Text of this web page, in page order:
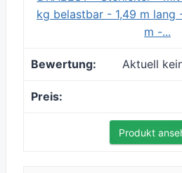
kg belastbar - 1,49 m lang
m -...
Aktuell
Produkt